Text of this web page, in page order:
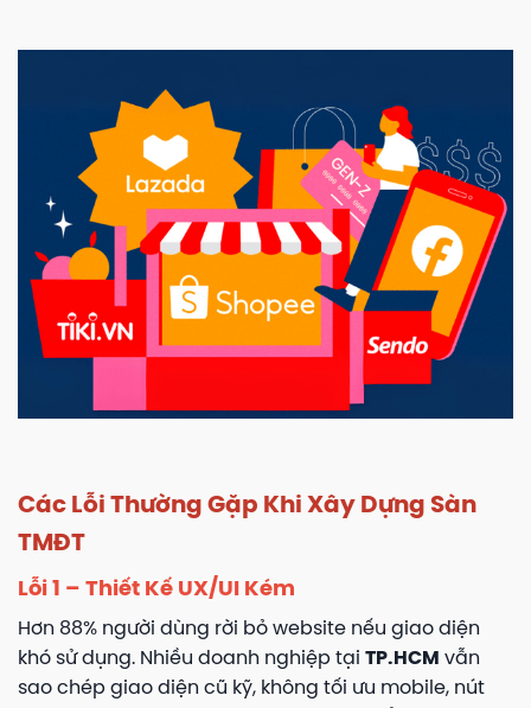
Các Lỗi Thường Gặp Khi Xây Dựng Sàn
TMĐT
Lỗi 1 – Thiết Kế UX/UI Kém
Hơn 88% người dùng rời bỏ website nếu giao diện
khó sử dụng. Nhiều doanh nghiệp tại TP.HCM vẫn
sao chép giao diện cũ kỹ, không tối ưu mobile, nút